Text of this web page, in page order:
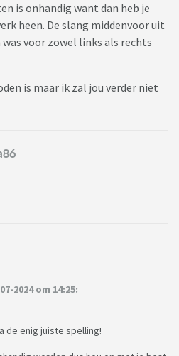
is onhandig want dan heb je
heen. De slang middenvoor uit
voor zowel links als rechts
is maar ik zal jou verder niet
2024 om 14:25:
de enig juiste spelling!